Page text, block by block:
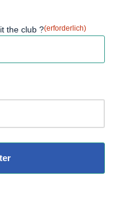
the club ?(erforderlich)